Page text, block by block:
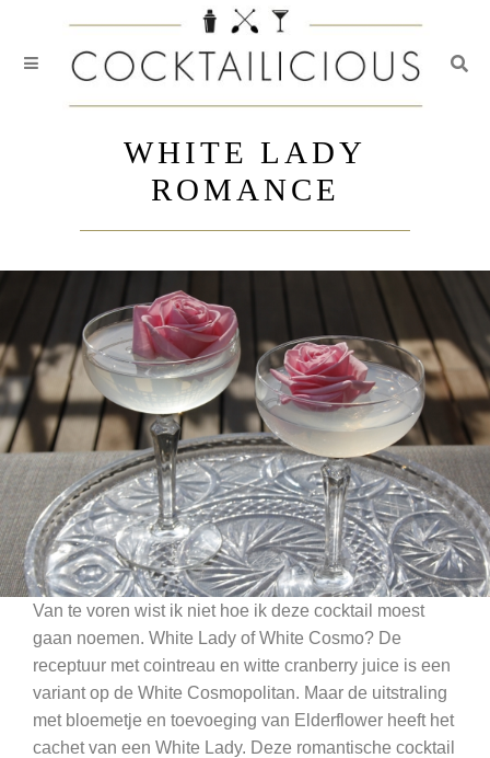
WHITE LADY
ROMANCE
Van te voren wist ik niet hoe ik deze cocktail moest
gaan noemen. White Lady of White Cosmo? De
receptuur met cointreau en witte cranberry juice is een
variant op de White Cosmopolitan. Maar de uitstraling
met bloemetje en toevoeging van Elderflower heeft het
cachet van een White Lady. Deze romantische cocktail